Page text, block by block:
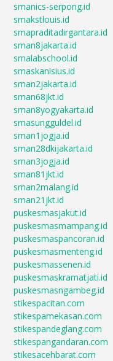
smanics-serpong.id
smakstlouis.id
smapraditadirgantara.id
sman8jakarta.id
smalabschool.id
smaskanisius.id
sman2jakarta.id
sman68jkt.id
sman8yogyakarta.id
smasungguldel.id
sman1jogja.id
sman28dkijakarta.id
sman3jogja.id
sman81jkt.id
sman2malang.id
sman21jkt.id
puskesmasjakut.id
puskesmasmampang.id
puskesmaspancoran.id
puskesmasmenteng.id
puskesmassenen.id
puskesmaskramatjati.id
puskesmasngambeg.id
stikespacitan.com
stikespamekasan.com
stikespandeglang.com
stikespangandaran.com
stikesacehbarat.com